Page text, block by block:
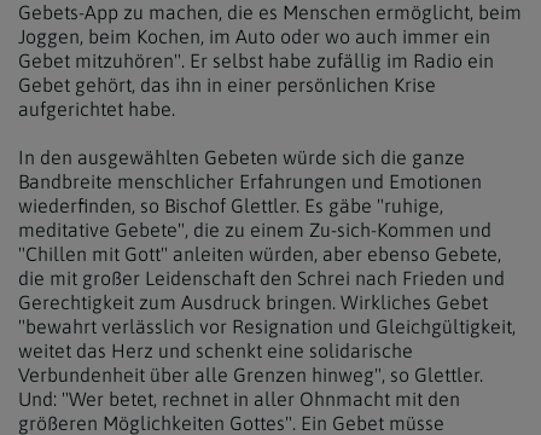
Gebets-App zu machen, die es Menschen ermöglicht, beim
Joggen, beim Kochen, im Auto oder wo auch immer ein
Gebet mitzuhören". Er selbst habe zufällig im Radio ein
Gebet gehört, das ihn in einer persönlichen Krise
aufgerichtet habe.
In den ausgewählten Gebeten würde sich die ganze
Bandbreite menschlicher Erfahrungen und Emotionen
wiederfinden, so Bischof Glettler. Es gäbe "ruhige,
meditative Gebete", die zu einem Zu-sich-Kommen und
"Chillen mit Gott" anleiten würden, aber ebenso Gebete,
die mit großer Leidenschaft den Schrei nach Frieden und
Gerechtigkeit zum Ausdruck bringen. Wirkliches Gebet
"bewahrt verlässlich vor Resignation und Gleichgültigkeit,
weitet das Herz und schenkt eine solidarische
Verbundenheit über alle Grenzen hinweg", so Glettler.
Und: "Wer betet, rechnet in aller Ohnmacht mit den
größeren Möglichkeiten Gottes". Ein Gebet müsse